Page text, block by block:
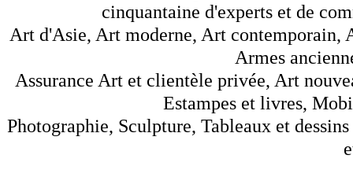
cinquantaine d'experts et de
Art d'Asie, Art moderne, Art contemporain,
Armes
Assurance Art et clientèle privée, Art
Estampes et livres,
Photographie, Sculpture, Tableaux et